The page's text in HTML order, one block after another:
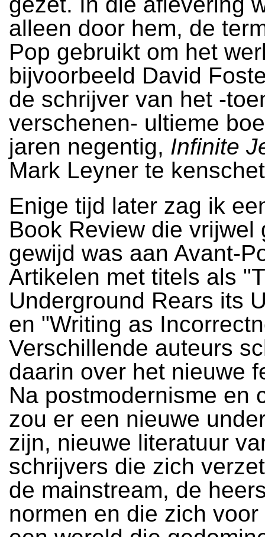
alleen door hem, de
Pop gebruikt om het
bijvoorbeeld David
de schrijver van het -
verschenen- ultieme
jaren negentig, Infinite
Mark Leyner te
Enige tijd later zag ik
Book Review die vrijwel
gewijd was aan Avant-
Artikelen met titels als
Underground Rears its
en "Writing as
Verschillende auteurs
daarin over het nieuwe
Na postmodernisme en
zou er een nieuwe
zijn, nieuwe literatuur
schrijvers die zich
de mainstream, de
normen en die zich